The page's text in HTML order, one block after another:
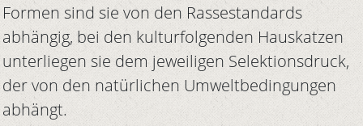
Formen sind sie von den Rassestandards
abhängig, bei den kulturfolgenden Hauskatzen
unterliegen sie dem jeweiligen Selektionsdruck,
der von den natürlichen Umweltbedingungen
abhängt.